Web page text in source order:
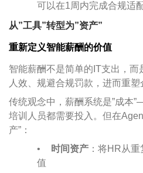
可以在1周内完成合规适
从”工具”转型为”资产”
重新定义智能薪酬的价值
智能薪酬不是简单的 IT支出，而
人效、规避合规罚款，进而重
传统观念中，薪酬系统是”成本
培训人员都需要投入。但在
产” ：
•
时间资产 ：将HR从重
值